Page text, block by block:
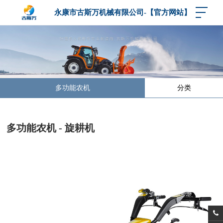
永康市古斯万机械有限公司-【官方网站】
多功能农机 分类
多功能农机 - 旋耕机